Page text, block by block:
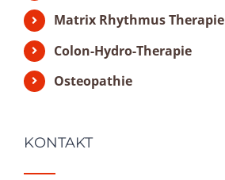
Matrix Rhythmus Therapie
Colon-Hydro-Therapie
Osteopathie
KONTAKT